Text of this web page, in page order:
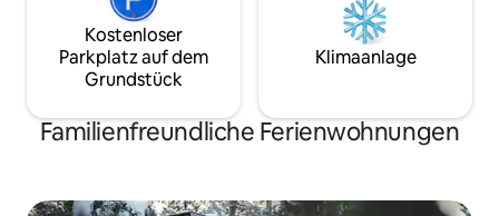
Kostenloser
Parkplatz auf dem
Grundstück
Klimaanlage
Familienfreundliche Ferienwohnungen